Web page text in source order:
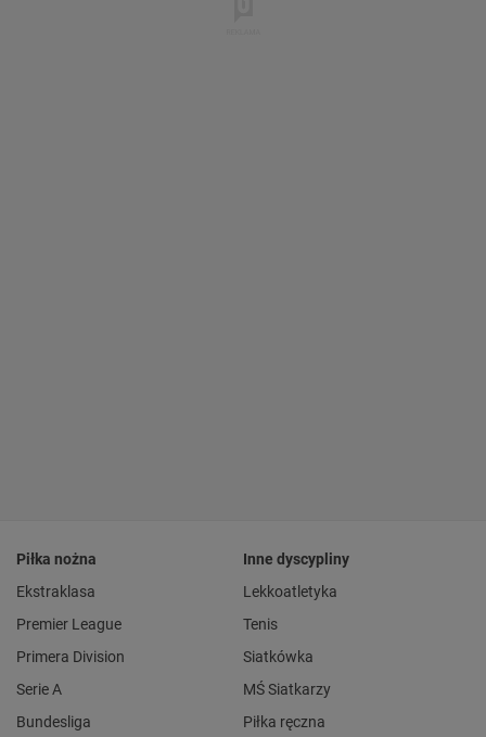
Piłka nożna
Ekstraklasa
Premier League
Primera Division
Serie A
Bundesliga
Inne dyscypliny
Lekkoatletyka
Tenis
Siatkówka
MŚ Siatkarzy
Piłka ręczna